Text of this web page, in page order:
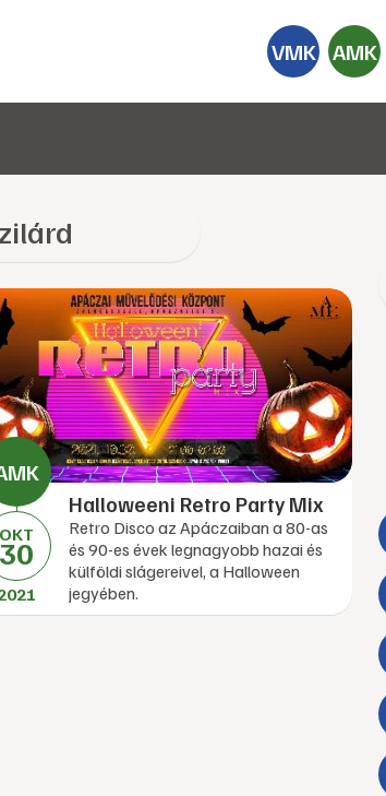
VMK AMK
OKT
30
Halloweeni Retro Party Mix
Retro Disco az Apáczaiban a 80-as
és 90-es évek legnagyobb hazai és
külföldi slágereivel, a Halloween
jegyében.